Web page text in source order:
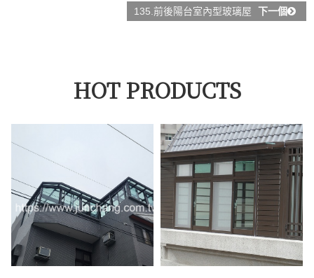
135.前後陽台室內型玻璃屋 下一個
HOT PRODUCTS